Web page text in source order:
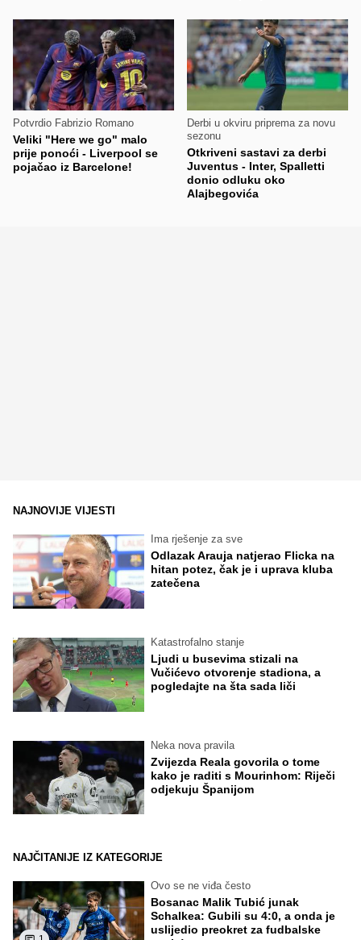
Potvrdio Fabrizio Romano
Veliki "Here we go" malo
prije ponoći - Liverpool se
pojačao iz Barcelone!
Derbi u okviru priprema za novu
sezonu
Otkriveni sastavi za derbi
Juventus - Inter, Spalletti
donio odluku oko
Alajbegovića
NAJNOVIJE VIJESTI
Ima rješenje za sve
Odlazak Arauja natjerao Flicka na
hitan potez, čak je i uprava kluba
zatečena
Katastrofalno stanje
Ljudi u busevima stizali na
Vučićevo otvorenje stadiona, a
pogledajte na šta sada liči
Neka nova pravila
Zvijezda Reala govorila o tome
kako je raditi s Mourinhom: Riječi
odjekuju Španijom
NAJČITANIJE IZ KATEGORIJE
Ovo se ne viđa često
Bosanac Malik Tubić junak
Schalkea: Gubili su 4:0, a onda je
uslijedio preokret za fudbalske